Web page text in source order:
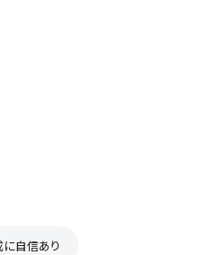
自信あり